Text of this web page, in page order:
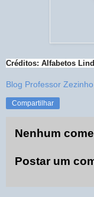
Créditos: Alfabetos
Blog Professor Zezinho
Compartilhar
Nenhum
Postar um